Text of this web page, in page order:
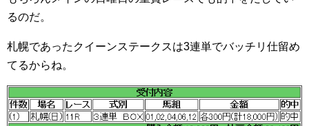
るのだ。
札幌であったクイーンステークスは3連単でバッチリ仕留め
てるからね。